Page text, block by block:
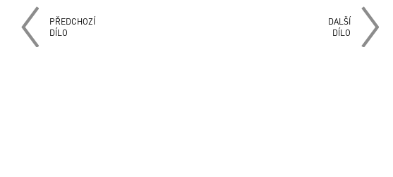
PŘEDCHOZÍ
DÍLO
DALŠÍ
DÍLO